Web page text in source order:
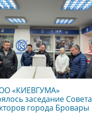
«КИЕВГУМА»
заседание Совета
города Бровары